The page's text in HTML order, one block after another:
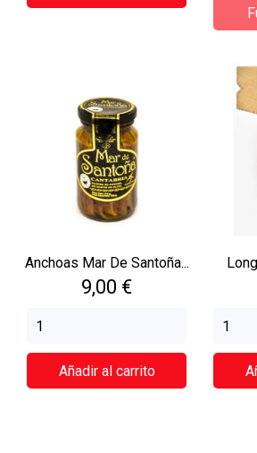
Anchoas Mar De Santoña...
Precio
9,00 €
Añadir al carrito